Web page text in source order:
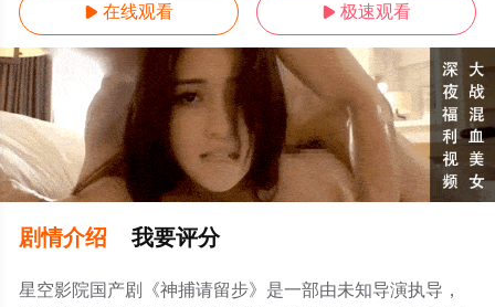
 在线观看  极速观看
剧情介绍 我要评分
星空影院国产剧《神捕请留步》是一部由未知导演执导，